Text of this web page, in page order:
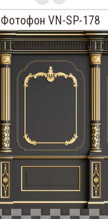
Фотофон VN-SP-178